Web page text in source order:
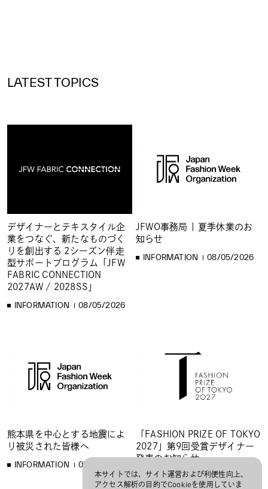
LATEST TOPICS
デザイナーとテキスタイル企
業をつなぐ、新たなものづく
りを創出する 2シーズン伴走
型サポートプログラム「JFW
FABRIC CONNECTION
2027AW / 2028SS」
INFORMATION 08/05/2026
JFWO事務局 | 夏季休業のお
知らせ
INFORMATION 08/05/2026
熊本県を中心とする地震によ
り被災された皆様へ
INFORMATION 07/31/2026
「FASHION PRIZE OF TOKYO
2027」第9回受賞デザイナー
発表のお知らせ
INFORMATION 07/28/2026
本サイトでは、サイト運営および利便性向上、
アクセス解析の目的でCookieを使用していま